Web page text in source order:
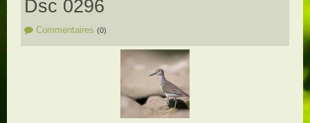
Dsc 0296
Commentaires (0)